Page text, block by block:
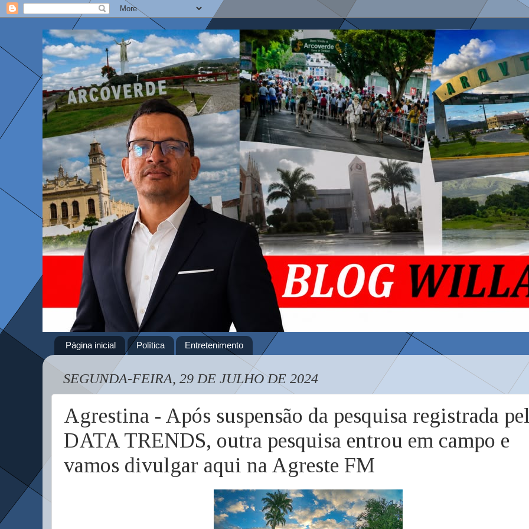
Página inicial Política Entretenimento
SEGUNDA-FEIRA, 29 DE JULHO DE 2024
Agrestina - Após suspensão da pesquisa registrada
DATA TRENDS, outra pesquisa entrou em campo e
vamos divulgar aqui na Agreste FM